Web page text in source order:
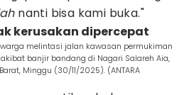
nanti bisa kami buka."
kerusakan dipercepat
melintasi jalan kawasan permukiman
banjir bandang di Nagari Salareh Aia,
Minggu (30/11/2025). (ANTARA